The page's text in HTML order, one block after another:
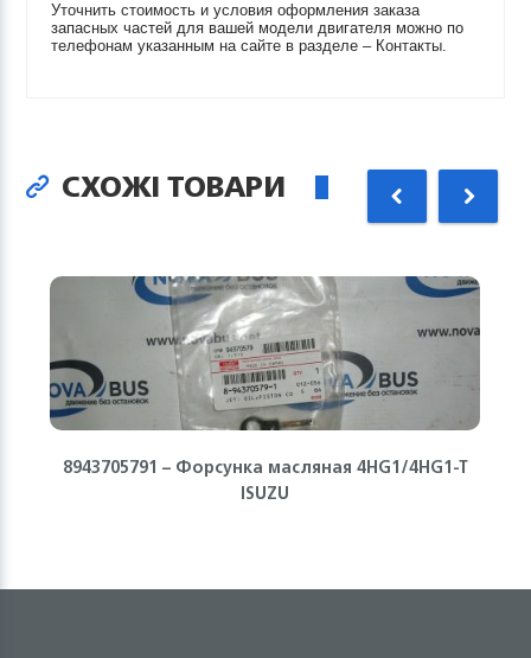
Уточнить стоимость и условия оформления заказа
запасных частей для вашей модели двигателя можно по
телефонам указанным на сайте в разделе – Контакты.
СХОЖІ ТОВАРИ
8943705791 – Форсунка масляная 4HG1/4HG1-T
ISUZU